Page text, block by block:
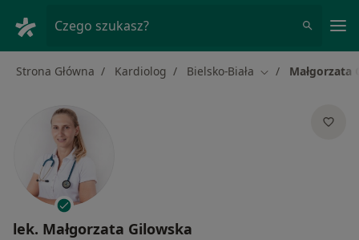
Czego szukasz?
Strona Główna Kardiolog Bielsko-Biała Zmień miasto
Małgorzata
lek. Małgorzata Gilowska